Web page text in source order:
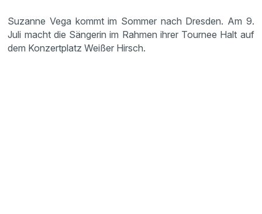
Suzanne Vega kommt im Sommer nach Dresden. Am 9.
Juli macht die Sängerin im Rahmen ihrer Tournee Halt auf
dem Konzertplatz Weißer Hirsch.